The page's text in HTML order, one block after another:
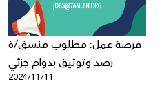
فرصة عمل: مطلوب منسق/ة
رصد وتوثيق بدوام جزئي
2024/11/11